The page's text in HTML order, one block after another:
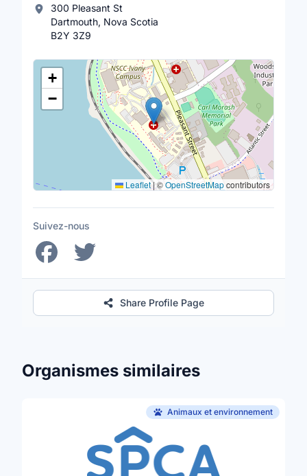
300 Pleasant St
Dartmouth, Nova Scotia
B2Y 3Z9
Lieu
+
−
Leaflet|©OpenStreetMapcontributors
Suivez-nous
Share Profile Page
Organismes similaires
Animaux et environnement